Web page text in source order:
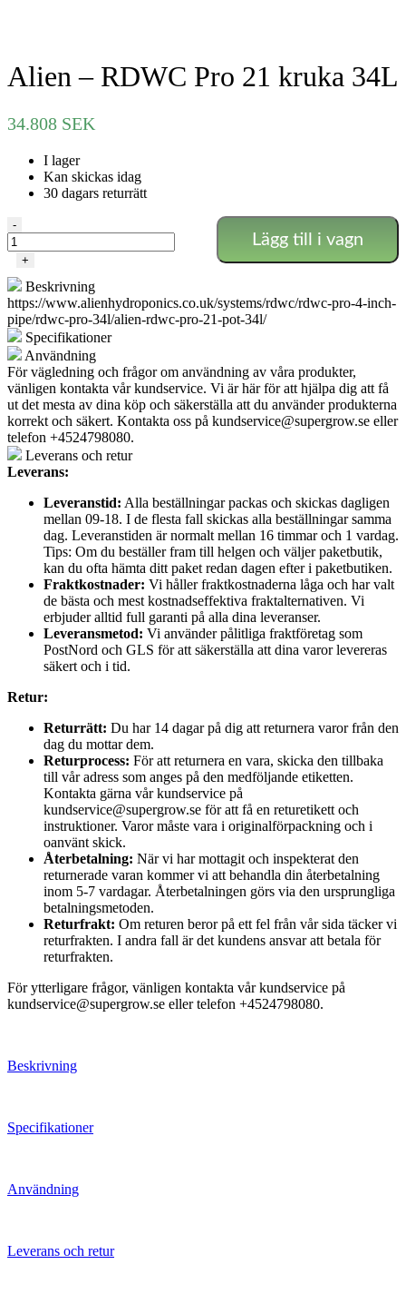
Alien – RDWC Pro 21 kruka 34L
34.808 SEK
I lager
Kan skickas idag
30 dagars returrätt
Alien
RDWC
21
kruka
34L
mängd
-
+
Lägg till i vagn
Beskrivning
https://www.alienhydroponics.co.uk/systems/rdwc/rdwc-pro-4-inch-
pipe/rdwc-pro-34l/alien-rdwc-pro-21-pot-34l/
Specifikationer
Användning
För vägledning och frågor om användning av våra produkter,
vänligen kontakta vår kundservice. Vi är här för att hjälpa dig att få
ut det mesta av dina köp och säkerställa att du använder produkterna
korrekt och säkert. Kontakta oss på kundservice@supergrow.se eller
telefon +4524798080.
Leverans och retur
Leverans:
Leveranstid: Alla beställningar packas och skickas dagligen
mellan 09-18. I de flesta fall skickas alla beställningar samma
dag. Leveranstiden är normalt mellan 16 timmar och 1 vardag.
Tips: Om du beställer fram till helgen och väljer paketbutik,
kan du ofta hämta ditt paket redan dagen efter i paketbutiken.
Fraktkostnader: Vi håller fraktkostnaderna låga och har valt
de bästa och mest kostnadseffektiva fraktalternativen. Vi
erbjuder alltid full garanti på alla dina leveranser.
Leveransmetod: Vi använder pålitliga fraktföretag som
PostNord och GLS för att säkerställa att dina varor levereras
säkert och i tid.
Retur:
Returrätt: Du har 14 dagar på dig att returnera varor från den
dag du mottar dem.
Returprocess: För att returnera en vara, skicka den tillbaka
till vår adress som anges på den medföljande etiketten.
Kontakta gärna vår kundservice på
kundservice@supergrow.se för att få en returetikett och
instruktioner. Varor måste vara i originalförpackning och i
oanvänt skick.
Återbetalning: När vi har mottagit och inspekterat den
returnerade varan kommer vi att behandla din återbetalning
inom 5-7 vardagar. Återbetalningen görs via den ursprungliga
betalningsmetoden.
Returfrakt: Om returen beror på ett fel från vår sida täcker vi
returfrakten. I andra fall är det kundens ansvar att betala för
returfrakten.
För ytterligare frågor, vänligen kontakta vår kundservice på
kundservice@supergrow.se eller telefon +4524798080.
Beskrivning
Specifikationer
Användning
Leverans och retur